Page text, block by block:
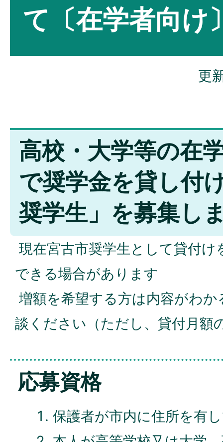
て〔在学者向け
更
高校・大学等の在
で奨学金を貸し付
奨学生」を募集し
現在宮古市奨学生として貸付
できる場合があります
増額を希望する方は内容がわ
談ください（ただし、貸付月額
応募資格
保護者が市内に住所を有